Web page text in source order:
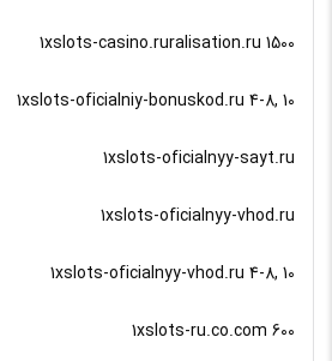
1xslots-casino.ruralisation.ru 1500
1xslots-oficialniy-bonuskod.ru 4-8, 10
1xslots-oficialnyy-sayt.ru
1xslots-oficialnyy-vhod.ru
1xslots-oficialnyy-vhod.ru 4-8, 10
1xslots-ru.co.com 600